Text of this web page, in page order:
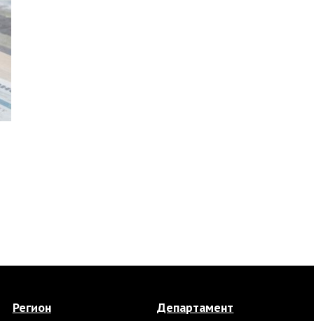
Регион Департамент